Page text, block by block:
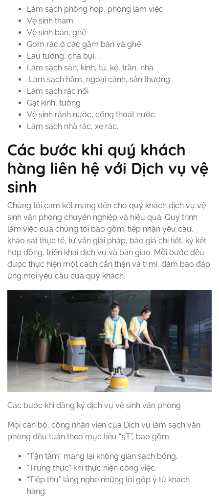
Làm sạch phòng họp, phòng làm việc
Vệ sinh thảm
Vệ sinh bàn, ghế
Gom rác ở các gầm bàn và ghế
Lau tường, chà bụi,…
Làm sạch sàn, kính, tủ, kệ, trần, nhà
Làm sạch hầm, ngoại cảnh, sân thượng
Làm sạch rác nổi
Gạt kính, tường
Vệ sinh rãnh nước, cống thoát nước.
Làm sạch nhà rác, xe rác.
Các bước khi quý khách
hàng liên hệ với Dịch vụ vệ
sinh
Chúng tôi cam kết mang đến cho quý khách dịch vụ vệ
sinh văn phòng chuyên nghiệp và hiệu quả. Quy trình
làm việc của chúng tôi bao gồm: tiếp nhận yêu cầu,
khảo sát thực tế, tư vấn giải pháp, báo giá chi tiết, ký kết
hợp đồng, triển khai dịch vụ và bàn giao. Mỗi bước đều
được thực hiện một cách cẩn thận và tỉ mỉ, đảm bảo đáp
ứng mọi yêu cầu của quý khách.
Các bước khi đăng ký dịch vụ vệ sinh văn phòng
Mọi cán bộ, công nhân viên của Dịch vụ làm sạch văn
phòng đều tuân theo mục tiêu “5T”, bao gồm:
“Tận tâm” mang lại không gian sạch bóng.
“Trung thực” khi thực hiện công việc.
“Tiếp thu” lắng nghe những lời góp ý từ khách
hàng.